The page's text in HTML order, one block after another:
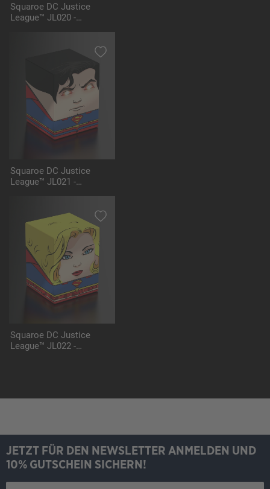
Squaroe DC Justice
League™ JL020 -
Squaroe DC Justice
League™ JL021 -
Squaroe DC Justice
League™ JL022 -
JETZT FÜR DEN NEWSLETTER ANMELDEN UND
10% GUTSCHEIN SICHERN!